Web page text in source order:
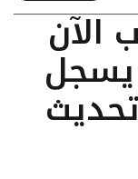
الآن
في مصر: عيار 24 يسجل
تحديث